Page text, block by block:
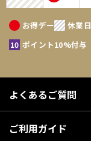
お得デー 休業日
ポイント10%付与
よくあるご質問
ご利用ガイド